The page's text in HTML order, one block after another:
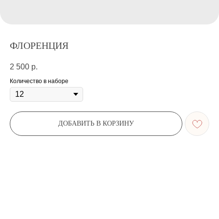
ФЛОРЕНЦИЯ
2 500 р.
Количество в наборе
ДОБАВИТЬ В КОРЗИНУ